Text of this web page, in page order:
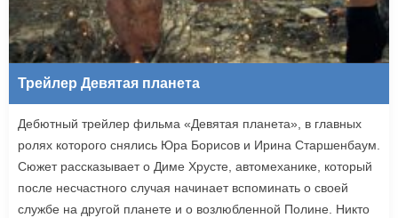
Трейлер Девятая планета
Дебютный трейлер фильма «Девятая планета», в главных
ролях которого снялись Юра Борисов и Ирина Старшенбаум.
Сюжет рассказывает о Диме Хрусте, автомеханике, который
после несчастного случая начинает вспоминать о своей
службе на другой планете и о возлюбленной Полине. Никто